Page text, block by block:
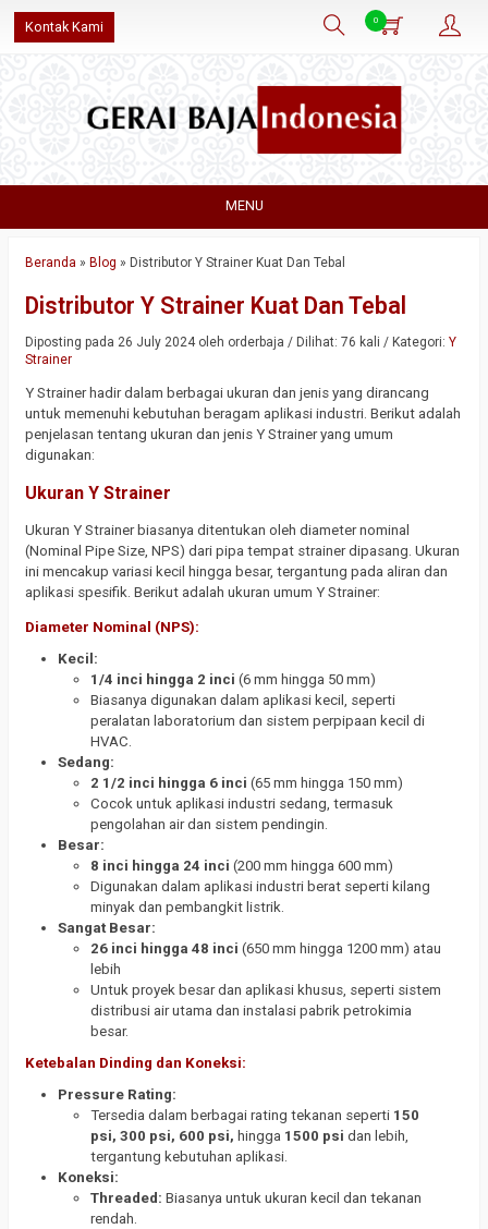
Kontak Kami 0
MENU
Beranda » Blog » Distributor Y Strainer Kuat Dan Tebal
Distributor Y Strainer Kuat Dan Tebal
Diposting pada 26 July 2024 oleh orderbaja / Dilihat: 76 kali / Kategori: Y
Strainer
Y Strainer hadir dalam berbagai ukuran dan jenis yang dirancang
untuk memenuhi kebutuhan beragam aplikasi industri. Berikut adalah
penjelasan tentang ukuran dan jenis Y Strainer yang umum
digunakan:
Ukuran Y Strainer
Ukuran Y Strainer biasanya ditentukan oleh diameter nominal
(Nominal Pipe Size, NPS) dari pipa tempat strainer dipasang. Ukuran
ini mencakup variasi kecil hingga besar, tergantung pada aliran dan
aplikasi spesifik. Berikut adalah ukuran umum Y Strainer:
Diameter Nominal (NPS):
Kecil:
1/4 inci hingga 2 inci (6 mm hingga 50 mm)
Biasanya digunakan dalam aplikasi kecil, seperti
peralatan laboratorium dan sistem perpipaan kecil di
HVAC.
Sedang:
2 1/2 inci hingga 6 inci (65 mm hingga 150 mm)
Cocok untuk aplikasi industri sedang, termasuk
pengolahan air dan sistem pendingin.
Besar:
8 inci hingga 24 inci (200 mm hingga 600 mm)
Digunakan dalam aplikasi industri berat seperti kilang
minyak dan pembangkit listrik.
Sangat Besar:
26 inci hingga 48 inci (650 mm hingga 1200 mm) atau
lebih
Untuk proyek besar dan aplikasi khusus, seperti sistem
distribusi air utama dan instalasi pabrik petrokimia
besar.
Ketebalan Dinding dan Koneksi:
Pressure Rating:
Tersedia dalam berbagai rating tekanan seperti 150
psi, 300 psi, 600 psi, hingga 1500 psi dan lebih,
tergantung kebutuhan aplikasi.
Koneksi:
Threaded: Biasanya untuk ukuran kecil dan tekanan
rendah.